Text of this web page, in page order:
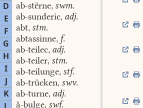
D
E
F
G
H
I
J
K
ab-stërne, swm.
ab-sunderic, adj.
abt, stm.
abtassinne, f.
ab-teilec, adj.
ab-teiler, stm.
ab-teilunge, stf.
ab-trücken, swv.
ab-turne, adj.
â-bulge, swf.